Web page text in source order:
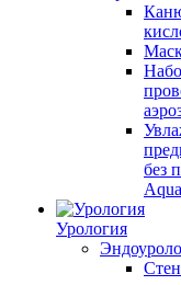
без
Aqua
Урология